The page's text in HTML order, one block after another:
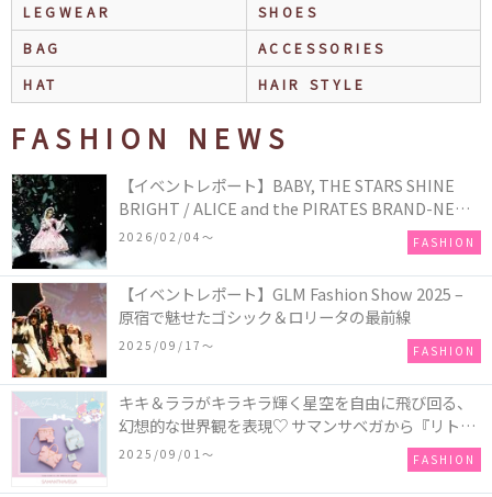
LEGWEAR
SHOES
BAG
ACCESSORIES
HAT
HAIR STYLE
FASHION NEWS
【イベントレポート】BABY, THE STARS SHINE
BRIGHT / ALICE and the PIRATES BRAND-NEW
COLLECTION in TOKYO
2026/02/04〜 FASHION
【イベントレポート】GLM Fashion Show 2025 –
原宿で魅せたゴシック＆ロリータの最前線
2025/09/17〜 FASHION
キキ＆ララがキラキラ輝く星空を自由に飛び回る、
幻想的な世界観を表現♡ サマンサベガから『リトル
ツインスターズ』50周年アニバーサリーイヤー』を
2025/09/01〜 FASHION